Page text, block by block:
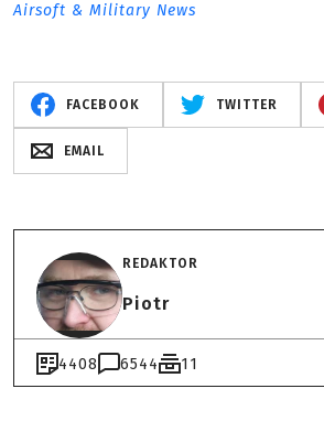
Airsoft & Military News
FACEBOOK TWITTER
EMAIL
REDAKTOR
Piotr
4408 6544 11